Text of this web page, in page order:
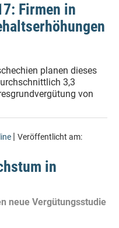
Firmen in
planen dieses
3,3
von
| Veröffentlicht am:
in
neue Vergütungsstudie